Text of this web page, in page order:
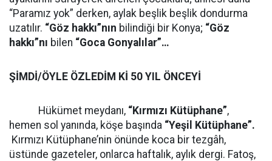
“Paramız yok” derken, aylak beşlik beşlik dondurma
uzatılır. “Göz hakkı”nın bilindiği bir Konya; “Göz
hakkı”nı bilen “Goca Gonyalılar”…
ŞİMDİ/ÖYLE ÖZLEDİM Kİ 50 YIL ÖNCEYİ
Hükümet meydanı, “Kırmızı Kütüphane”,
hemen sol yanında, köşe başında “Yeşil Kütüphane”.
Kırmızı Kütüphane’nin önünde koca bir tezgâh,
üstünde gazeteler, onlarca haftalık, aylık dergi. Fatoş,